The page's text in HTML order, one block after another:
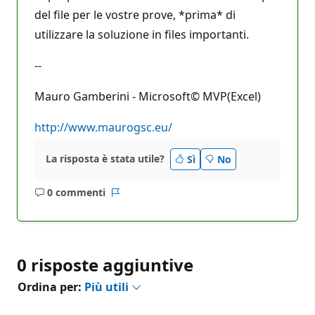
del file per le vostre prove, *prima* di
utilizzare la soluzione in files importanti.
--
Mauro Gamberini - Microsoft© MVP(Excel)
http://www.maurogsc.eu/
La risposta è stata utile? Sì No
0 commenti
Nessun
0 risposte aggiuntive
Ordina per: Più utili